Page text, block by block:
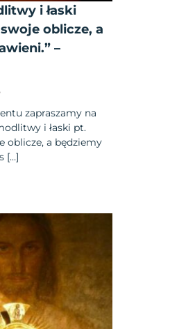
i łaski
oblicze, a
–
zapraszamy na
i łaski pt.
oblicze, a będziemy
[…]